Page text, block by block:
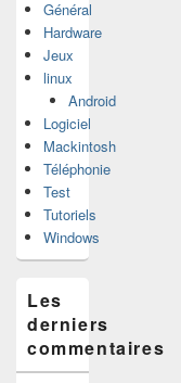
Général
Hardware
Jeux
linux
Android
Logiciel
Mackintosh
Téléphonie
Test
Tutoriels
Windows
Les
derniers
commentaires